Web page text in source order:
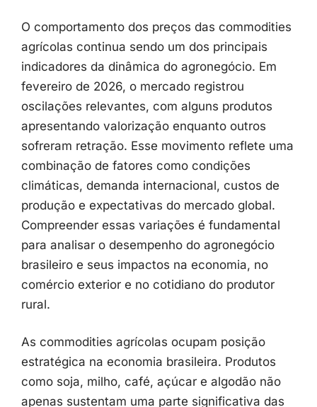
O comportamento dos preços das commodities
agrícolas continua sendo um dos principais
indicadores da dinâmica do agronegócio. Em
fevereiro de 2026, o mercado registrou
oscilações relevantes, com alguns produtos
apresentando valorização enquanto outros
sofreram retração. Esse movimento reflete uma
combinação de fatores como condições
climáticas, demanda internacional, custos de
produção e expectativas do mercado global.
Compreender essas variações é fundamental
para analisar o desempenho do agronegócio
brasileiro e seus impactos na economia, no
comércio exterior e no cotidiano do produtor
rural.
As commodities agrícolas ocupam posição
estratégica na economia brasileira. Produtos
como soja, milho, café, açúcar e algodão não
apenas sustentam uma parte significativa das